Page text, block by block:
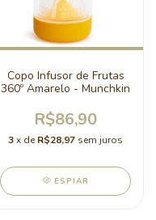
Copo Infusor de Frutas
360º Amarelo - Munchkin
R$86,90
3x de R$28,97 sem juros
ESPIAR